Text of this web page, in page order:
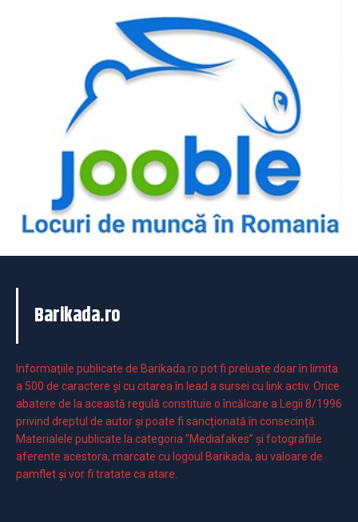
Barikada.ro
Informaţiile publicate de Barikada.ro pot fi preluate doar în limita
a 500 de caractere şi cu citarea în lead a sursei cu link activ. Orice
abatere de la această regulă constituie o încălcare a Legii 8/1996
privind dreptul de autor și poate fi sancționată în consecință.
Materialele publicate la categoria ”Mediafakes” și fotografiile
aferente acestora, marcate cu logoul Barikada, au valoare de
pamflet și vor fi tratate ca atare.